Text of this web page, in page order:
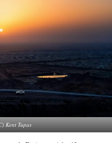
Kent Tupas